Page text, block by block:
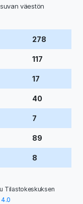
väestön
278
117
17
40
7
89
8
Tilastokeskuksen
4.0